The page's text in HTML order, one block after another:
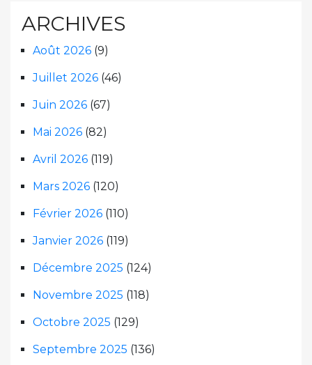
ARCHIVES
Août 2026 (9)
Juillet 2026 (46)
Juin 2026 (67)
Mai 2026 (82)
Avril 2026 (119)
Mars 2026 (120)
Février 2026 (110)
Janvier 2026 (119)
Décembre 2025 (124)
Novembre 2025 (118)
Octobre 2025 (129)
Septembre 2025 (136)